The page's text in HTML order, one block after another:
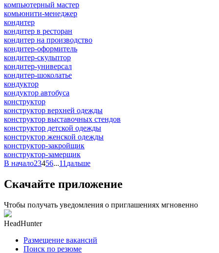
компьютерный мастер
комьюнити-менеджер
кондитер
кондитер в ресторан
кондитер на производство
кондитер-оформитель
кондитер-скульптор
кондитер-универсал
кондитер-шоколатье
кондуктор
кондуктор автобуса
конструктор
конструктор верхней одежды
конструктор выставочных стендов
конструктор детской одежды
конструктор женской одежды
конструктор-закройщик
конструктор-замерщик
В начало23456...11 дальше
Скачайте приложение
Чтобы получать уведомления о приглашениях мгновенно
HeadHunter
Размещение вакансий
Поиск по резюме